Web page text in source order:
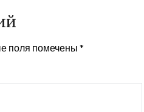
поля помечены *